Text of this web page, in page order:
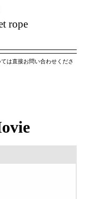
rope
は直接お問い合わせくださ